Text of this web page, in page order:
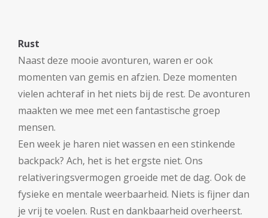
Rust
Naast deze mooie avonturen, waren er ook
momenten van gemis en afzien. Deze momenten
vielen achteraf in het niets bij de rest. De avonturen
maakten we mee met een fantastische groep
mensen.
Een week je haren niet wassen en een stinkende
backpack? Ach, het is het ergste niet. Ons
relativeringsvermogen groeide met de dag. Ook de
fysieke en mentale weerbaarheid. Niets is fijner dan
je vrij te voelen. Rust en dankbaarheid overheerst.